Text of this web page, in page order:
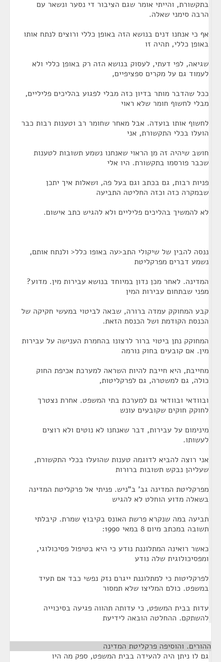
בתקשורת, והייתי אומר שגם הציבור די נסער ונשאר עם
הרבה סימני שאלה.
אף כי אנחנו דנים בנושא הזה באופן כללי ורוצים לנתח אותו
באופן כללי, תהיה זו
שגיאה, לפי דעתי, לעסוק בנושא הזה רק באופן כללי ולא
לעמוד גם על מקרים ספציפיים,
ככל שהדבר מותר בדיון כזה מבלי לפגוע בהליכים פליליים,
מבלי לחשוף חומר שלא ראוי
לחשוף אותו בועדה. אבל מאחר שחומר רב וטענות רבות כבר
הועלו בכלי התקשורת, אני
חושב שיהיה זה מן הראוי שאנחנו נשמע תשובות לטענות
שכבר פורסמו בתקשורת. היו אלי
פניות רבות, גם בכתב וגם בעל פה, ושאלות איך יתכן
שבמקרה כזה וכזה החליטה התביעה
לא להמשיך בהליכים פליליים ולא להגיש כתב אישום.
ננסה להבין של שיקולי התב<עה באופו כלל< ולנתח אותם,
נשמע דברים מפרקליטת
המדינה. לאחר מכן נדון במיוחד בנושא עבירות מין. מדוע?
מפני שבתחום עבירות המין
קבע המחוקק עמדה ברורה, שבאה לביטוי במעשי חקיקה של
הכנסת הקודמת ושל הכנסת הזאת.
המחוקק נתן ביטוי ברור לרצונו בהחמרת הענישה על עבירות
מין. אם קובעים בחוק נורמה
מחייבת, היא חייבת להיות השראה למערכת אכיפת החוק
כולה, גם למשטרה, גם לפרקליטות,
ובוודאי ובוודאי גם למערכת בתי המשפט. אחרת נצטרך
לחוקק חוקים שקובעים עונש
מינימום על עבירות, דבר שאנחנו לא נוטים ולא רוצים
לעשותו.
אני רוצה להביא לדוגמה טענות שהועלו בכלי התקשורת,
שעליהן נבקש תשובות ברורות
מפרקליטת המדינה גב' ב"ניש. פניתי אל פרקליטת המדינה
בשאלה מדוע הוחלט לא להגיש
תביעה במה שנקרא פרשת האונס בקיבוץ שמרת. קיבלתי
תשובה במכתב מיום 8 במאי 1990:
כאשר רואינה המתלוננת נודע כי היא בטיפול פסיכולוגי,
ומפסיכולוגית שלה נודע
לפרקליטות כי למתלוננת ייגרם נזק נפשי כבד אם תעיד
במשפט. כולם המליצו שלא תמסור
עדות בבית המשפט, כי עדותה תהווה פגיעה בסיכוייה
להשתקם. ההחלטה הובאה לידיעת
ההורים. והוסיפה פרקליטת המדינה
גם לו ניתן היה להעידה בבית המשפט, ספק מה היו